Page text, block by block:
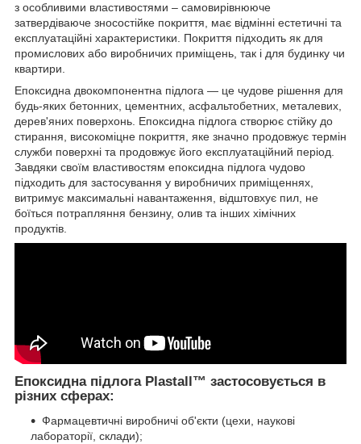
з особливими властивостями – самовирівнююче
затвердіваюче зносостійке покриття, має відмінні естетичні та
експлуатаційні характеристики. Покриття підходить як для
промислових або виробничих приміщень, так і для будинку чи
квартири.
Епоксидна двокомпонентна підлога — це чудове рішення для
будь-яких бетонних, цементних, асфальтобетних, металевих,
дерев'яних поверхонь. Епоксидна підлога створює стійку до
стирання, високоміцне покриття, яке значно продовжує термін
служби поверхні та продовжує його експлуатаційний період.
Завдяки своїм властивостям епоксидна підлога чудово
підходить для застосування у виробничих приміщеннях,
витримує максимальні навантаження, відштовхує пил, не
боїться потрапляння бензину, олив та інших хімічних
продуктів.
Епоксидна підлога Plastall™ застосовується в
різних сферах:
Фармацевтичні виробничі об'єкти (цехи, наукові
лабораторії, склади);